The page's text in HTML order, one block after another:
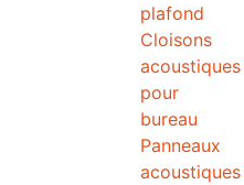
plafond
Cloisons
acoustiques
pour
bureau
Panneaux
acoustiques